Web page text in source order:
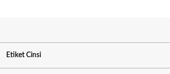
Etiket Cinsi